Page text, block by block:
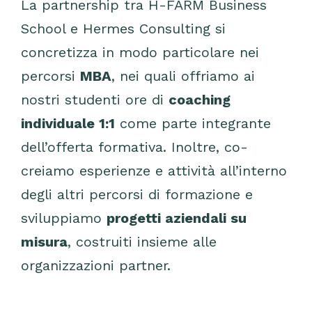
La partnership tra H-FARM Business
School e Hermes Consulting si
concretizza in modo particolare nei
percorsi MBA, nei quali offriamo ai
nostri studenti ore di coaching
individuale 1:1 come parte integrante
dell’offerta formativa. Inoltre, co-
creiamo esperienze e attività all’interno
degli altri percorsi di formazione e
sviluppiamo progetti aziendali su
misura, costruiti insieme alle
organizzazioni partner.